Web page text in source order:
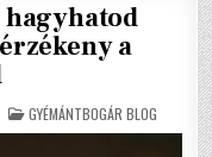
hagyhatod
a
POSTED
IN
GYÉMÁNTBOGÁR BLOG